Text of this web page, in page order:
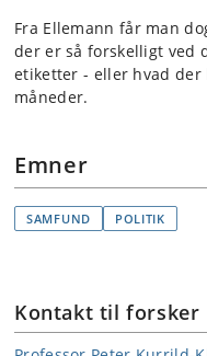
Fra Ellemann får man
der er så forskelligt ved
etiketter - eller hvad
måneder.
Emner
SAMFUND POLITIK
Kontakt til forsker